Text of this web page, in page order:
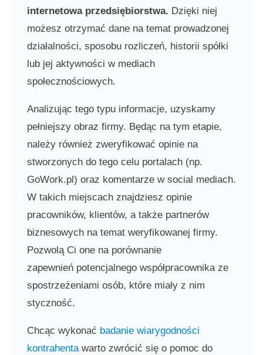
internetowa przedsiębiorstwa. Dzięki niej
możesz otrzymać dane na temat prowadzonej
działalności, sposobu rozliczeń, historii spółki
lub jej aktywności w mediach
społecznościowych.
Analizując tego typu informacje, uzyskamy
pełniejszy obraz firmy. Będąc na tym etapie,
należy również zweryfikować opinie na
stworzonych do tego celu portalach (np.
GoWork.pl) oraz komentarze w social mediach.
W takich miejscach znajdziesz opinie
pracowników, klientów, a także partnerów
biznesowych na temat weryfikowanej firmy.
Pozwolą Ci one na porównanie
zapewnień potencjalnego współpracownika ze
spostrzeżeniami osób, które miały z nim
styczność.
Chcąc wykonać badanie wiarygodności
kontrahentawarto zwrócić się o pomoc do